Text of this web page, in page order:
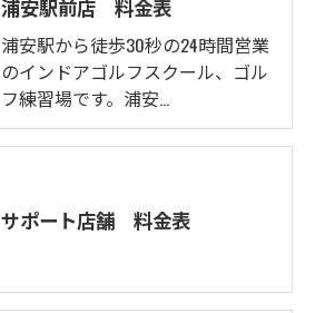
浦安駅前店 料金表
浦安駅から徒歩30秒の24時間営業
のインドアゴルフスクール、ゴル
フ練習場です。浦安…
サポート店舗 料金表